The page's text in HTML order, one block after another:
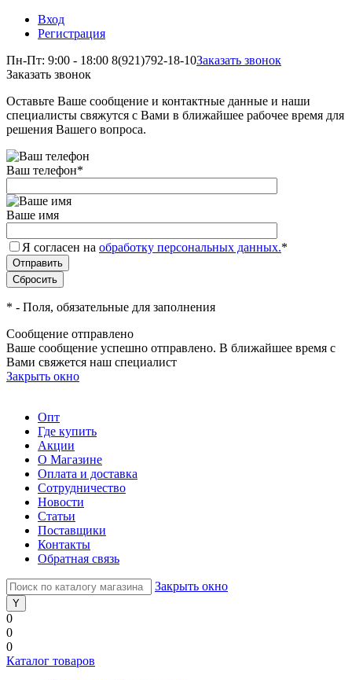
Вход
Регистрация
Пн-Пт: 9:00 - 18:00 8(921)792-18-10Заказать звонок
Заказать звонок
Оставьте Ваше сообщение и контактные данные и наши
специалисты свяжутся с Вами в ближайшее рабочее время для
решения Вашего вопроса.
Ваш телефон*
Ваше имя
Я согласен на обработку персональных данных.*
* - Поля, обязательные для заполнения
Сообщение отправлено
Ваше сообщение успешно отправлено. В ближайшее время с
Вами свяжется наш специалист
Закрыть окно
Опт
Где купить
Акции
О Магазине
Оплата и доставка
Сотрудничество
Новости
Статьи
Поставщики
Контакты
Обратная связь
Закрыть окно
0
0
0
Каталог товаров